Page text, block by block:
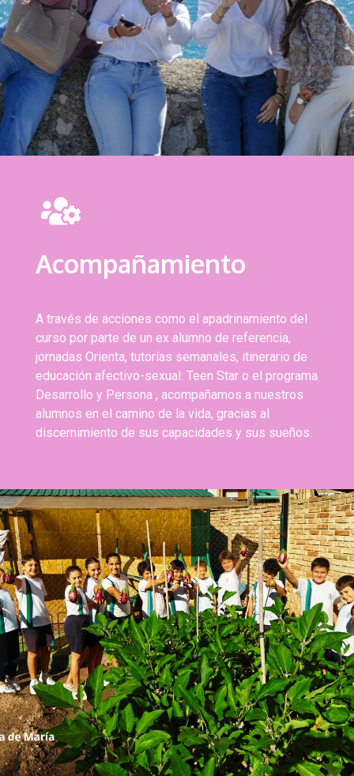
Acompañamiento
A través de acciones como el apadrinamiento del
curso por parte de un ex alumno de referencia,
jornadas Orienta, tutorías semanales, itinerario de
educación afectivo-sexual: Teen Star o el programa
Desarrollo y Persona , acompañamos a nuestros
alumnos en el camino de la vida, gracias al
discernimiento de sus capacidades y sus sueños.